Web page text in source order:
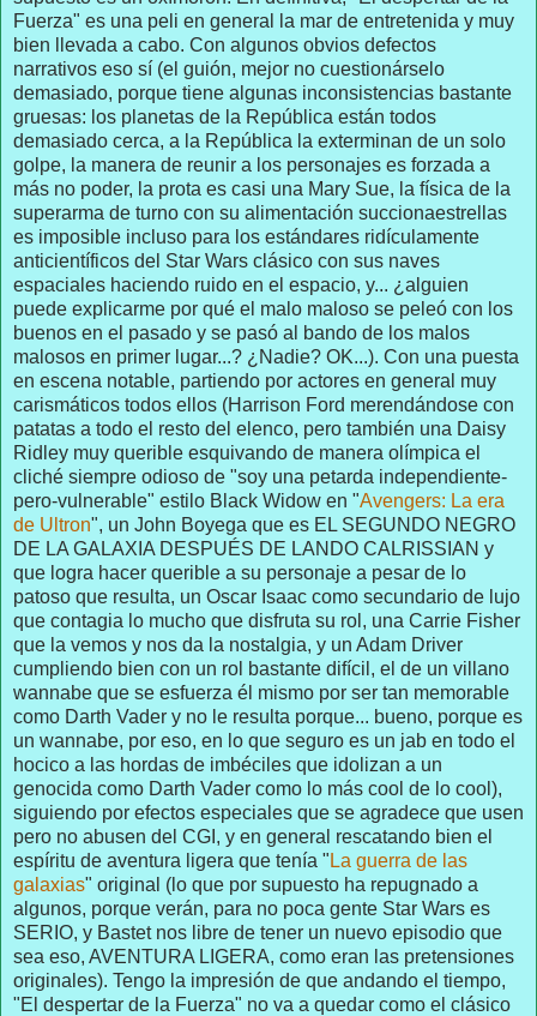
Fuerza" es una peli en general la mar de entretenida y muy
bien llevada a cabo. Con algunos obvios defectos
narrativos eso sí (el guión, mejor no cuestionárselo
demasiado, porque tiene algunas inconsistencias bastante
gruesas: los planetas de la República están todos
demasiado cerca, a la República la exterminan de un solo
golpe, la manera de reunir a los personajes es forzada a
más no poder, la prota es casi una Mary Sue, la física de la
superarma de turno con su alimentación succionaestrellas
es imposible incluso para los estándares ridículamente
anticientíficos del Star Wars clásico con sus naves
espaciales haciendo ruido en el espacio, y... ¿alguien
puede explicarme por qué el malo maloso se peleó con los
buenos en el pasado y se pasó al bando de los malos
malosos en primer lugar...? ¿Nadie? OK...). Con una puesta
en escena notable, partiendo por actores en general muy
carismáticos todos ellos (Harrison Ford merendándose con
patatas a todo el resto del elenco, pero también una Daisy
Ridley muy querible esquivando de manera olímpica el
cliché siempre odioso de "soy una petarda independiente-
pero-vulnerable" estilo Black Widow en "Avengers: La era
de Ultron", un John Boyega que es EL SEGUNDO NEGRO
DE LA GALAXIA DESPUÉS DE LANDO CALRISSIAN y
que logra hacer querible a su personaje a pesar de lo
patoso que resulta, un Oscar Isaac como secundario de lujo
que contagia lo mucho que disfruta su rol, una Carrie Fisher
que la vemos y nos da la nostalgia, y un Adam Driver
cumpliendo bien con un rol bastante difícil, el de un villano
wannabe que se esfuerza él mismo por ser tan memorable
como Darth Vader y no le resulta porque... bueno, porque es
un wannabe, por eso, en lo que seguro es un jab en todo el
hocico a las hordas de imbéciles que idolizan a un
genocida como Darth Vader como lo más cool de lo cool),
siguiendo por efectos especiales que se agradece que usen
pero no abusen del CGI, y en general rescatando bien el
espíritu de aventura ligera que tenía " La guerra de las
galaxias" original (lo que por supuesto ha repugnado a
algunos, porque verán, para no poca gente Star Wars es
SERIO, y Bastet nos libre de tener un nuevo episodio que
sea eso, AVENTURA LIGERA, como eran las pretensiones
originales). Tengo la impresión de que andando el tiempo,
"El despertar de la Fuerza" no va a quedar como el clásico